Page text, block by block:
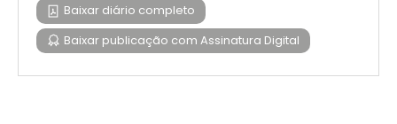
Baixar diário completo
Baixar publicação com Assinatura Digital